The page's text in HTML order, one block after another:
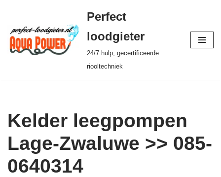
Ga
naar
de
Perfect
loodgieter
24/7 hulp, gecertificeerde
riooltechniek
Kelder leegpompen
Lage-Zwaluwe >> 085-
0640314